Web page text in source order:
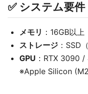
✅ システム要件
メモリ ：16GB以上
ストレージ ：SSD
GPU ：RTX 3090
※Apple Silicon